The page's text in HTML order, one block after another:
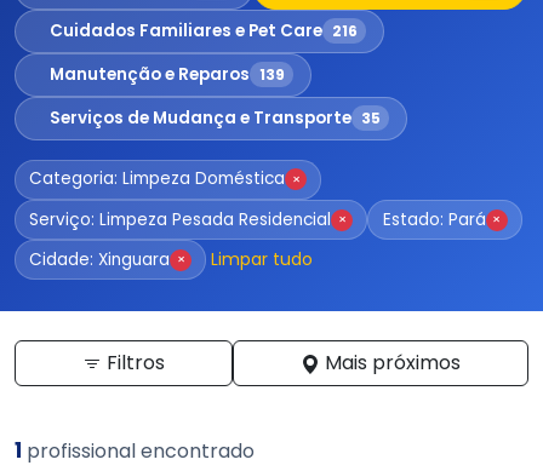
Cuidados Familiares e Pet Care 216
Manutenção e Reparos 139
Serviços de Mudança e Transporte 35
Categoria: Limpeza Doméstica ×
Serviço: Limpeza Pesada Residencial × Estado: Pará ×
Cidade: Xinguara × Limpar tudo
Filtros Mais próximos
1 profissional encontrado